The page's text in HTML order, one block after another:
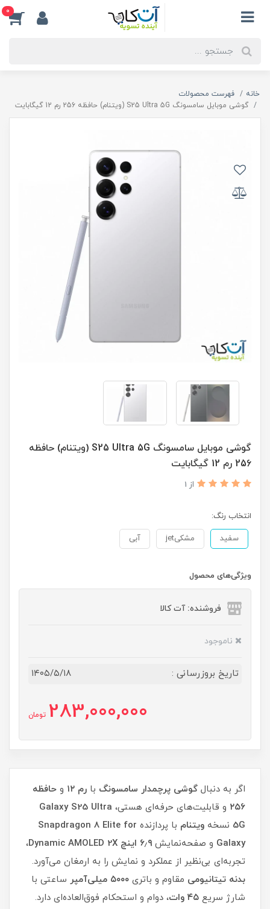
0
خانه
فهرست محصولات
گوشی موبایل سامسونگ S25 Ultra 5G (ویتنام) حافظه 256 رم 12 گیگابایت
گوشی موبایل سامسونگ S25 Ultra 5G (ویتنام) حافظه
256 رم 12 گیگابایت
از 1
انتخاب رنگ:
سفید مشکیjet آبی
ویژگی‌های محصول
فروشنده: آت کالا
ناموجود
تاریخ بروزرسانی : ۱۴۰۵/۵/۱۸
283,000,000 تومان
اگر به دنبال گوشی پرچمدار سامسونگ با رم ۱۲ و حافظه
۲۵۶ و قابلیت‌های حرفه‌ای هستی، Galaxy S25 Ultra
5G نسخه ویتنام با پردازنده Snapdragon 8 Elite for
Galaxy و صفحه‌نمایش ۶٫۹ اینچ Dynamic AMOLED 2X،
تجربه‌ای بی‌نظیر از عملکرد و نمایش را به ارمغان می‌آورد.
بدنه تیتانیومی مقاوم و باتری ۵۰۰۰ میلی‌آمپر
ساعتی با
شارژ سریع
، دوام و استحکام فوق‌العاده‌ای دارد.